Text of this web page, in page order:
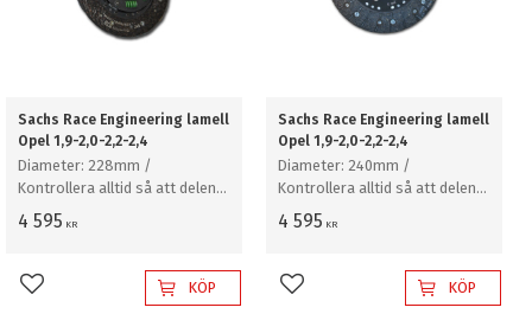
Sachs Race Engineering lamell
Opel 1,9-2,0-2,2-2,4
Diameter: 228mm /
Kontrollera alltid så att delen
passar just din bil
4 595 KR
Lägg till i favoriterKÖP
Sachs Race Engineering lamell
Opel 1,9-2,0-2,2-2,4
Diameter: 240mm /
Kontrollera alltid så att delen
passar just din bil
4 595 KR
Lägg till i favoriterKÖP